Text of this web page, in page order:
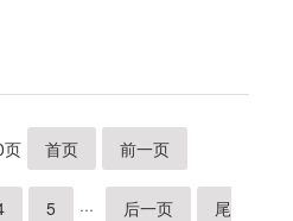
页 首页 前一页
5 ··· 后一页 尾